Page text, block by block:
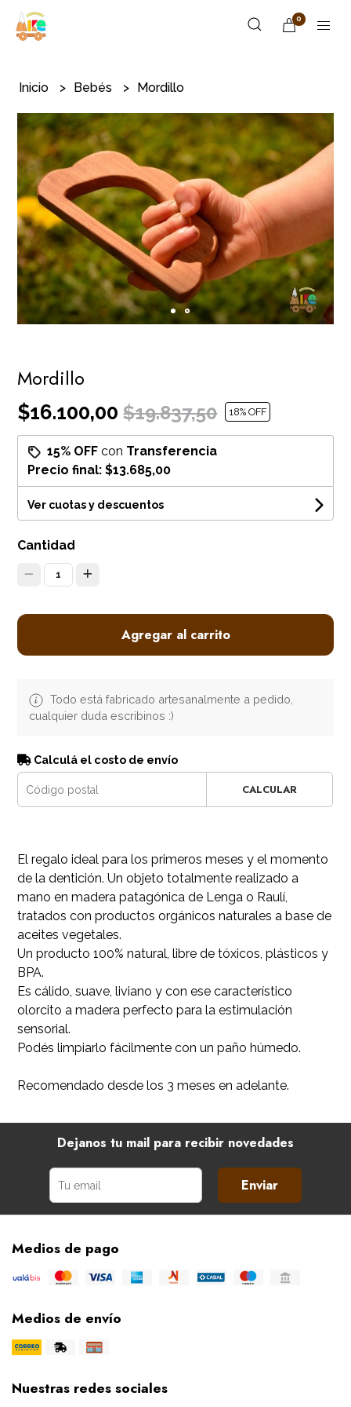
0
Inicio Bebés Mordillo
Mordillo
$16.100,00$19.837,50 18% OFF
15% OFF con Transferencia
Precio final:$13.685,00
Ver cuotas y descuentos
Cantidad
1
Agregar al carrito
Todo está fabricado artesanalmente a pedido,
cualquier duda escribinos :)
Calculá el costo de envío
CALCULAR
El regalo ideal para los primeros meses y el momento
de la dentición. Un objeto totalmente realizado a
mano en madera patagónica de Lenga o Raulí,
tratados con productos orgánicos naturales a base de
aceites vegetales.
Un producto 100% natural, libre de tóxicos, plásticos y
BPA.
Es cálido, suave, liviano y con ese característico
olorcito a madera perfecto para la estimulación
sensorial.
Podés limpiarlo fácilmente con un paño húmedo.
Recomendado desde los 3 meses en adelante.
Dejanos tu mail para recibir novedades
Enviar
Medios de pago
Medios de envío
Nuestras redes sociales